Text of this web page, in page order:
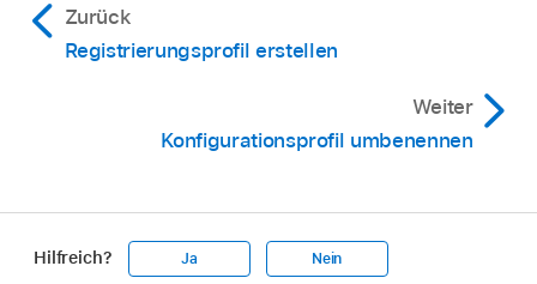
Zurück
Registrierungsprofil erstellen
Weiter
Konfigurationsprofil umbenennen
Hilfreich? Ja Nein